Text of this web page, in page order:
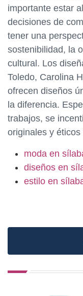
importante estar
decisiones de
tener una
sostenibilidad, la
cultural. Los
Toledo, Carolina
ofrecen diseños
la diferencia.
trabajos, se
originales y
moda en
diseños en
estilo en